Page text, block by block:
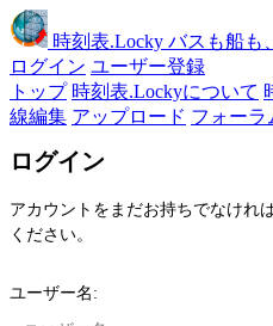
時刻表.Locky バスも船も
ログイン ユーザー登録
トップ 時刻表.Lockyについて
線編集 アップロード フォーラ
ログイン
アカウントをまだお持ちでなけれ
ください。
ユーザー名: